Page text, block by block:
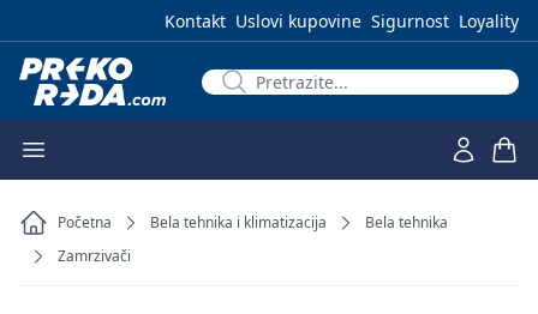
Kontakt Uslovi kupovine Sigurnost Loyality
Početna Bela tehnika i klimatizacija
Bela tehnika
Zamrzivači